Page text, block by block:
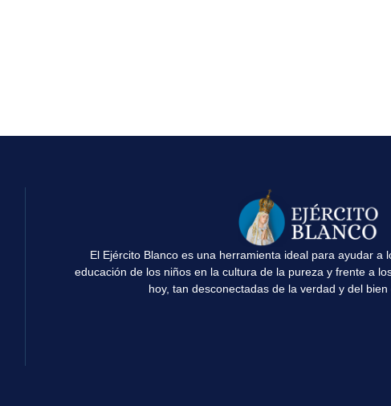
El Ejército Blanco es una herramienta ideal para ayudar a
educación de los niños en la cultura de la pureza y frente a
hoy, tan desconectadas de la verdad y del bien